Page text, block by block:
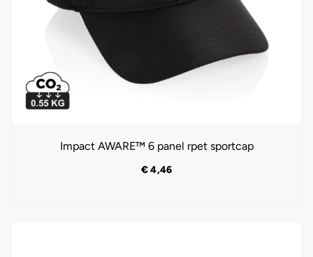
Impact AWARE™ 6 panel rpet sportcap
€4,46